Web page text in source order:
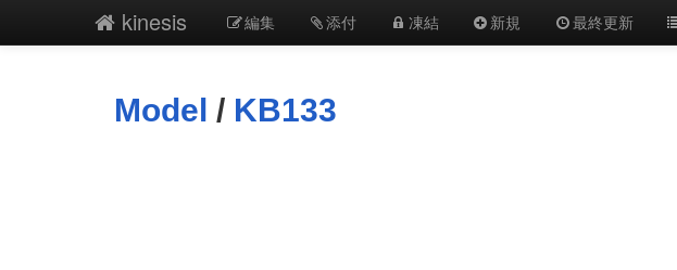
kinesis 編集 添付 凍結 新規 最終更新
Model / KB133